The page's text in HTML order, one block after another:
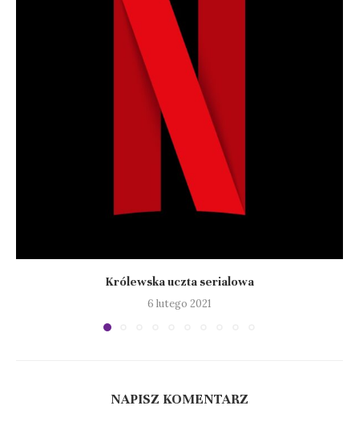
Królewska uczta serialowa
6 lutego 2021
NAPISZ KOMENTARZ